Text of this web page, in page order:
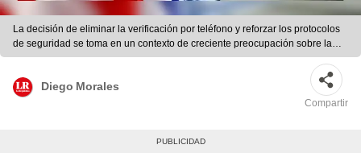
La decisión de eliminar la verificación por teléfono y reforzar los protocolos
de seguridad se toma en un contexto de creciente preocupación sobre la
protección de datos personales. Foto: Directorio Noticias.
Diego Morales
Compartir